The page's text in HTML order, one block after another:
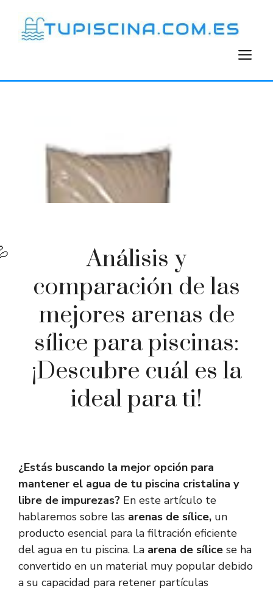
contenido
Análisis y
comparación de las
mejores arenas de
sílice para piscinas:
¡Descubre cuál es la
ideal para ti!
¿Estás buscando la mejor opción para
mantener el agua de tu piscina cristalina y
libre de impurezas? En este artículo te
hablaremos sobre las arenas de sílice, un
producto esencial para la filtración eficiente
del agua en tu piscina. La arena de sílice se ha
convertido en un material muy popular debido
a su capacidad para retener partículas